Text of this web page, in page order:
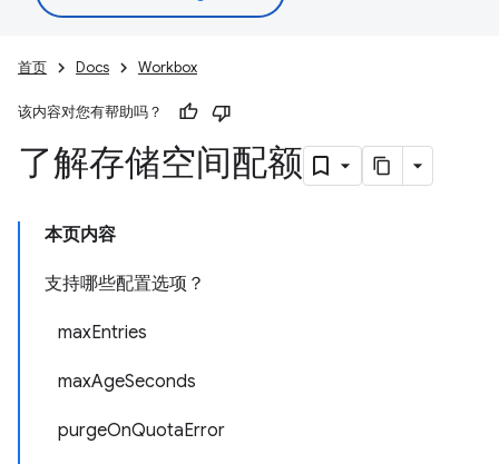
首页 Docs Workbox
该内容对您有帮助吗？
了解存储空间配额
本页内容
支持哪些配置选项？
maxEntries
maxAgeSeconds
purgeOnQuotaError